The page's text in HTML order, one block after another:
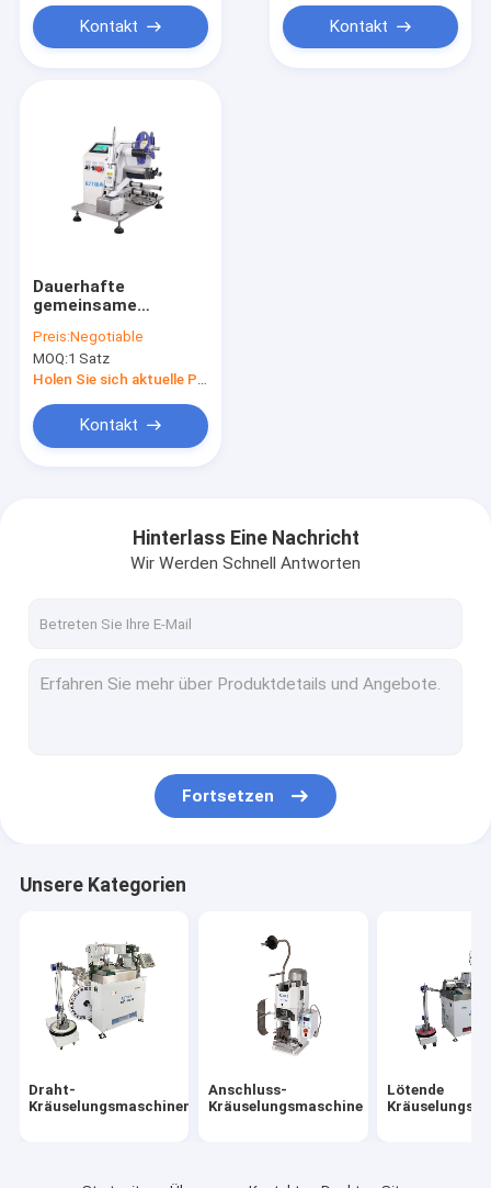
Produits
Über uns
Kontakt
Anschluss-Kräuselungsmaschine
Lötende Kräuselungsmaschine
Draht-Ausschnitt und Abisoliermaschine
Streifen-verbiegende Maschine
Anschluss-Quetschwerkzeug
Kontakt Kontakt
Dauerhafte
gemeinsame
automatische Band-
Verpackungs-
Maschine RZT - 07A
Preis:Negotiable
MOQ:1 Satz
Holen Sie sich aktuelle Preis
Kontakt
Hinterlass Eine Nachricht
Wir Werden Schnell Antworten
Fortsetzen
Unsere Kategorien
Draht-
Kräuselungsmaschinen
Anschluss-
Kräuselungsmaschine
Lötende